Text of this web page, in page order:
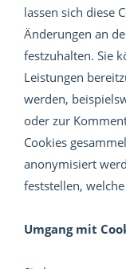
lassen sich diese
Änderungen an
festzuhalten. Sie
Leistungen
werden,
oder zur
Cookies
anonymisiert
feststellen,
Umgang mit